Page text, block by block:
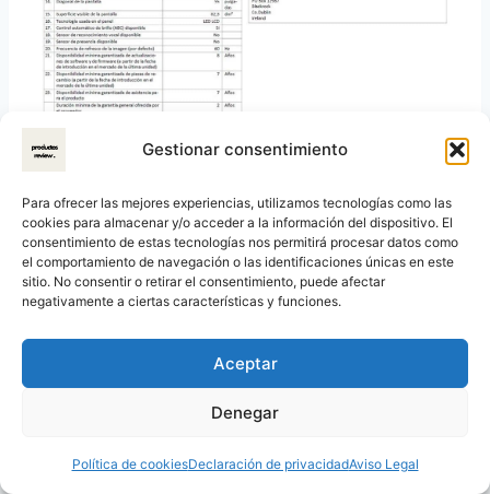
Gestionar consentimiento
Para ofrecer las mejores experiencias, utilizamos tecnologías como las
cookies para almacenar y/o acceder a la información del dispositivo. El
consentimiento de estas tecnologías nos permitirá procesar datos como
el comportamiento de navegación o las identificaciones únicas en este
sitio. No consentir o retirar el consentimiento, puede afectar
negativamente a ciertas características y funciones.
Aceptar
Denegar
Política de cookiesDeclaración de privacidadAviso Legal
Lo que opinan los usuarios:
¿Cumple con las
expectativas?
Aunque la información oficial de Samsung es
útil, nada mejor que conocer la experiencia de
televisor. A continuación, te resumimos las
opiniones reales de usuarios y expertos,